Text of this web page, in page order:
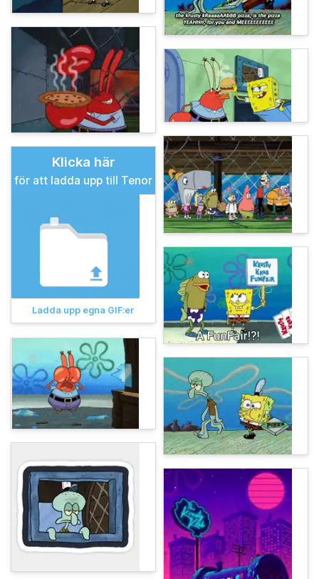
Klicka här
för att ladda upp till Tenor
Ladda upp egna GIF:er